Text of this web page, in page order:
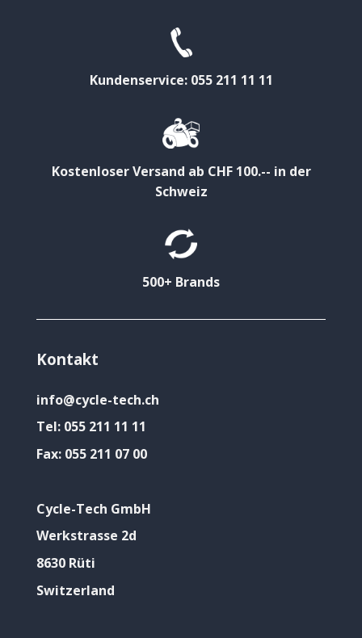
Kundenservice: 055 211 11 11
Kostenloser Versand ab CHF 100.-- in der
Schweiz
500+ Brands
Kontakt
info@cycle-tech.ch
Tel: 055 211 11 11
Fax: 055 211 07 00
Cycle-Tech GmbH
Werkstrasse 2d
8630 Rüti
Switzerland